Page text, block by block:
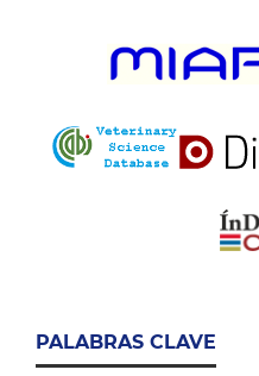
PALABRAS CLAVE